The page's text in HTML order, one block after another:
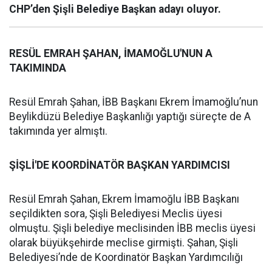
CHP’den Şişli Belediye Başkan adayı oluyor.
RESÜL EMRAH ŞAHAN, İMAMOĞLU'NUN A
TAKIMINDA
Resül Emrah Şahan, İBB Başkanı Ekrem İmamoğlu’nun
Beylikdüzü Belediye Başkanlığı yaptığı süreçte de A
takımında yer almıştı.
ŞİŞLİ'DE KOORDİNATÖR BAŞKAN YARDIMCISI
Resül Emrah Şahan, Ekrem İmamoğlu İBB Başkanı
seçildikten sora, Şişli Belediyesi Meclis üyesi
olmuştu. Şişli belediye meclisinden İBB meclis üyesi
olarak büyükşehirde meclise girmişti. Şahan, Şişli
Belediyesi’nde de Koordinatör Başkan Yardımcılığı